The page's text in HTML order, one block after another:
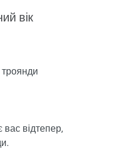
вік
відтепер,